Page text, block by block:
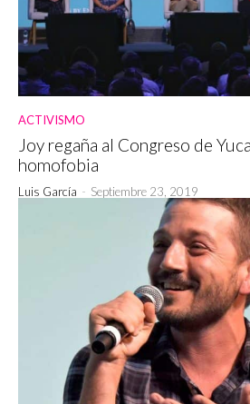
ACTIVISMO
Joy regaña al Congreso de
homofobia
Luis García - Septiembre 23, 2019